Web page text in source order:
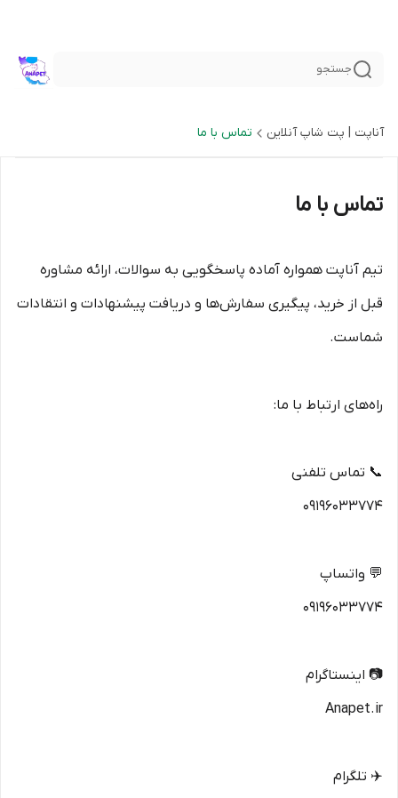
جستجو
آناپت | پت شاپ آنلاین تماس با ما
تماس با ما
تیم آناپت همواره آماده پاسخگویی به سوالات، ارائه مشاوره
قبل از خرید، پیگیری سفارش‌ها و دریافت پیشنهادات و انتقادات
شماست.
راه‌های ارتباط با ما:
📞 تماس تلفنی
09196033774
💬 واتساپ
09196033774
📷 اینستاگرام
Anapet.ir
✈️ تلگرام